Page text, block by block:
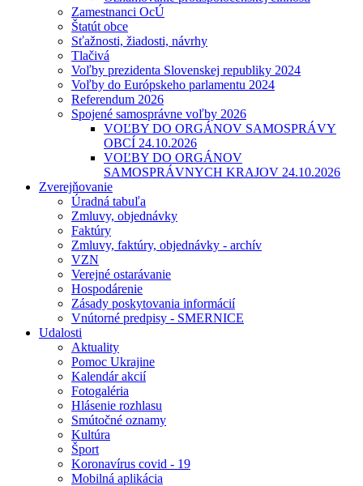
Zamestnanci OcÚ
Štatút obce
Sťažnosti, žiadosti, návrhy
Tlačivá
Voľby prezidenta Slovenskej republiky 2024
Voľby do Európskeho parlamentu 2024
Referendum 2026
Spojené samosprávne voľby 2026
VOĽBY DO ORGÁNOV SAMOSPRÁVY
OBCÍ 24.10.2026
VOĽBY DO ORGÁNOV
SAMOSPRÁVNYCH KRAJOV 24.10.2026
Zverejňovanie
Úradná tabuľa
Zmluvy, objednávky
Faktúry
Zmluvy, faktúry, objednávky - archív
VZN
Verejné ostarávanie
Hospodárenie
Zásady poskytovania informácií
Vnútorné predpisy - SMERNICE
Udalosti
Aktuality
Pomoc Ukrajine
Kalendár akcií
Fotogaléria
Hlásenie rozhlasu
Smútočné oznamy
Kultúra
Šport
Koronavírus covid - 19
Mobilná aplikácia